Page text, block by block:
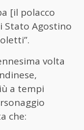
[il polacco
Stato Agostino
volta
a tempi
che: